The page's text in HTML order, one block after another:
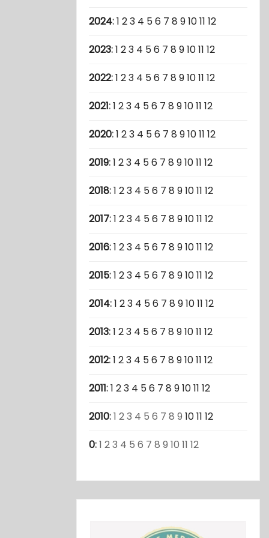
2024:1 23 4 56 7 8 91011 12
2023:1 23 4 56 7 8 91011 12
2022:1 23 4 56 7 8 91011 12
2021:1 23 4 56 7 8 91011 12
2020:1 23 4 56 7 8 91011 12
2019:1 23 4 56 7 8 91011 12
2018:1 23 4 56 7 8 91011 12
2017:1 23 4 56 7 8 91011 12
2016:1 23 4 56 7 8 91011 12
2015:1 23 4 56 7 8 91011 12
2014:1 23 4 56 7 8 91011 12
2013:1 23 4 56 7 8 91011 12
2012:1 23 4 56 7 8 91011 12
2011:1 23 4 56 7 8 91011 12
2010:1 23 4 5 6 7 8 9 1011 12
0:1 23 4 5 6 7 8 9 10 11 12